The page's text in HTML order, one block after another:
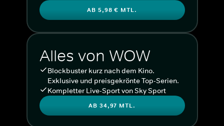
AB 5,98 € MTL.
Alles von WOW
Blockbuster kurz nach dem Kino.
Exklusive und preisgekrönte Top-Serien.
Kompletter Live-Sport von Sky Sport
AB 34,97 MTL.